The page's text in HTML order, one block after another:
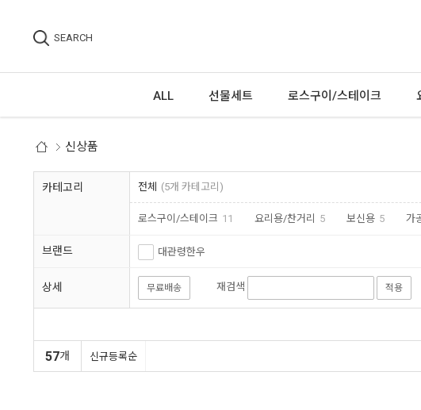
SEARCH
ALL 선물세트 로스구이/스테이크
신상품
카테고리 전체 (5개 카테고리)
로스구이/스테이크 11 요리용/찬거리 5 보신용 5 가
브랜드 대관령한우
상세 무료배송 재검색 적용
57개 신규등록순